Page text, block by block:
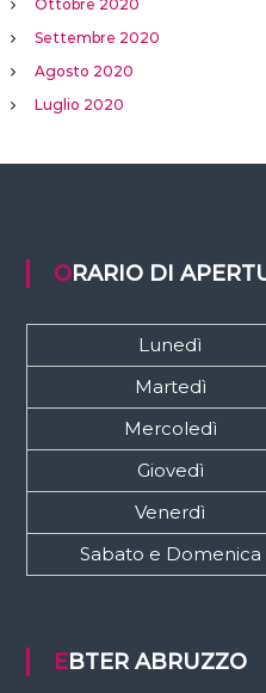
Ottobre 2020
Settembre 2020
Agosto 2020
Luglio 2020
ORARIO DI
Lunedì
Martedì
Mercoledì
Giovedì
Venerdì
Sabato e Domenica
EBTER ABRUZZO